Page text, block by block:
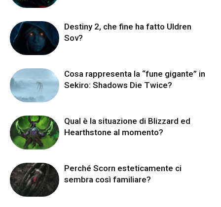
Destiny 2, che fine ha fatto Uldren
Sov?
Cosa rappresenta la “fune gigante” in
Sekiro: Shadows Die Twice?
Qual è la situazione di Blizzard ed
Hearthstone al momento?
Perché Scorn esteticamente ci
sembra così familiare?